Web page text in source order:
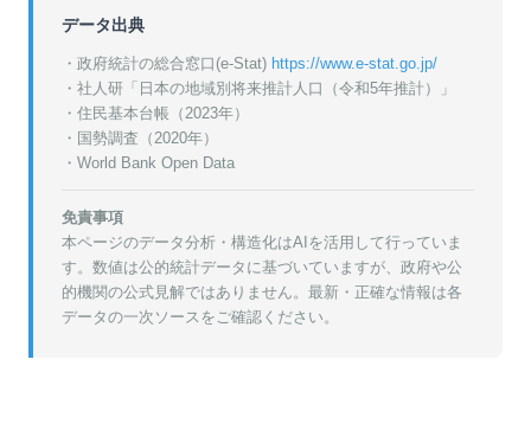
データ出典
・政府統計の総合窓口(e-Stat) https://www.e-stat.go.jp/
・ 社人研「日本の地域別将来推計人口（令和5年推計）」
・ 住民基本台帳（2023年）
・ 国勢調査（2020年）
・World Bank Open Data
免責事項
本ページのデータ分析・構造化はAIを活用して行っていま
す。数値は公的統計データに基づいていますが、政府や公
的機関の公式見解ではありません。最新・正確な情報は各
データの一次ソースをご確認ください。